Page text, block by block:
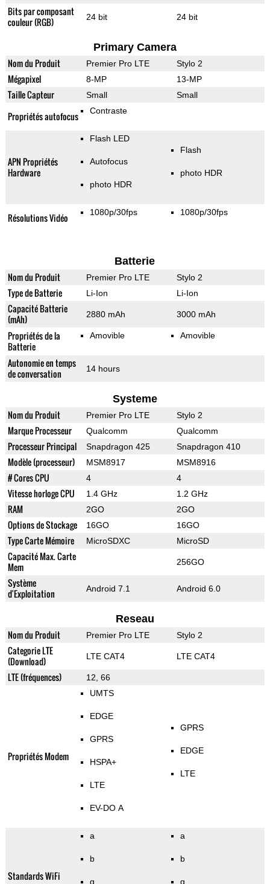
Bits par composant
couleur (RGB)
24 bit 24 bit
Primary Camera
Nom du Produit Premier Pro LTE Stylo 2
Mégapixel 8-MP 13-MP
Taille Capteur Small Small
Propriétés autofocus Contraste
APN Propriétés
Hardware
Flash LED
Autofocus
photo HDR
Flash
photo HDR
Résolutions Vidéo 1080p/30fps 1080p/30fps
Batterie
Nom du Produit Premier Pro LTE Stylo 2
Type de Batterie Li-Ion Li-Ion
Capacité Batterie
(mAh)
2880 mAh 3000 mAh
Propriétés de la
Batterie
Amovible Amovible
Autonomie en temps
de conversation
14 hours
Systeme
Nom du Produit Premier Pro LTE Stylo 2
Marque Processeur Qualcomm Qualcomm
Processeur Principal Snapdragon 425 Snapdragon 410
Modèle (processeur) MSM8917 MSM8916
# Cores CPU 4 4
Vitesse horloge CPU 1.4 GHz 1.2 GHz
RAM 2GO 2GO
Options de Stockage 16GO 16GO
Type Carte Mémoire MicroSDXC MicroSD
Capacité Max. Carte
Mem
256GO
Système
d'Exploitation
Android 7.1 Android 6.0
Reseau
Nom du Produit Premier Pro LTE Stylo 2
Categorie LTE
(Download)
LTE CAT4 LTE CAT4
LTE (fréquences) 12, 66
Propriétés Modem
UMTS
EDGE
GPRS
HSPA+
LTE
EV-DO A
GPRS
EDGE
LTE
Standards WiFi
a
b
g
a
b
g